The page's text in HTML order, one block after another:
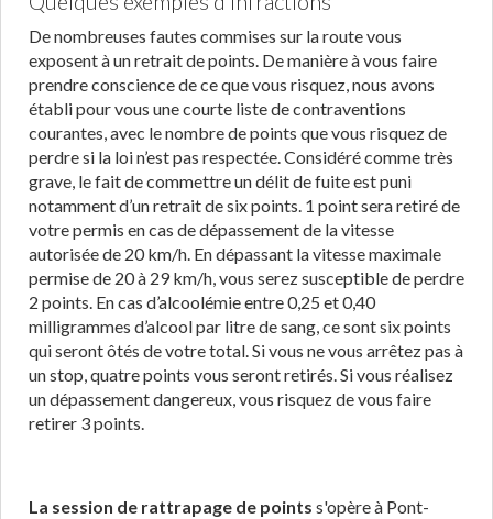
De nombreuses fautes commises sur la route vous
exposent à un retrait de points. De manière à vous faire
prendre conscience de ce que vous risquez, nous avons
établi pour vous une courte liste de contraventions
courantes, avec le nombre de points que vous risquez de
perdre si la loi n’est pas respectée. Considéré comme très
grave, le fait de commettre un délit de fuite est puni
notamment d’un retrait de six points. 1 point sera retiré de
votre permis en cas de dépassement de la vitesse
autorisée de 20 km/h. En dépassant la vitesse maximale
permise de 20 à 29 km/h, vous serez susceptible de perdre
2 points. En cas d’alcoolémie entre 0,25 et 0,40
milligrammes d’alcool par litre de sang, ce sont six points
qui seront ôtés de votre total. Si vous ne vous arrêtez pas à
un stop, quatre points vous seront retirés. Si vous réalisez
un dépassement dangereux, vous risquez de vous faire
retirer 3 points.
La session de rattrapage de points s'opère à Pont-